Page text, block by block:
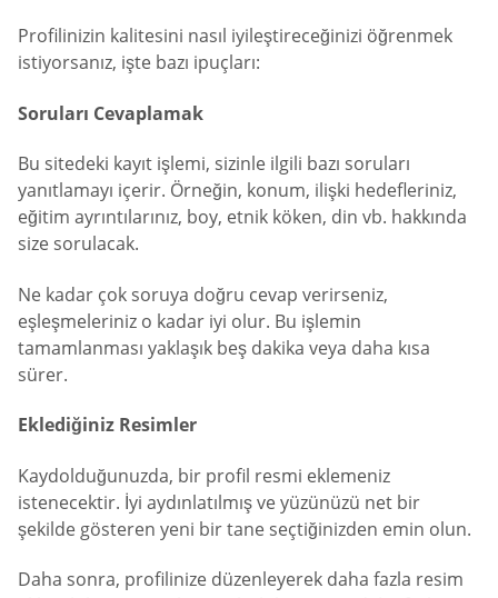
Profilinizin kalitesini nasıl iyileştireceğinizi öğrenmek
istiyorsanız, işte bazı ipuçları:
Soruları Cevaplamak
Bu sitedeki kayıt işlemi, sizinle ilgili bazı soruları
yanıtlamayı içerir. Örneğin, konum, ilişki hedefleriniz,
eğitim ayrıntılarınız, boy, etnik köken, din vb. hakkında
size sorulacak.
Ne kadar çok soruya doğru cevap verirseniz,
eşleşmeleriniz o kadar iyi olur. Bu işlemin
tamamlanması yaklaşık beş dakika veya daha kısa
sürer.
Eklediğiniz Resimler
Kaydolduğunuzda, bir profil resmi eklemeniz
istenecektir. İyi aydınlatılmış ve yüzünüzü net bir
şekilde gösteren yeni bir tane seçtiğinizden emin olun.
Daha sonra, profilinize düzenleyerek daha fazla resim